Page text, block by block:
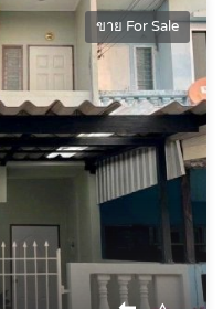
ขาย For Sale